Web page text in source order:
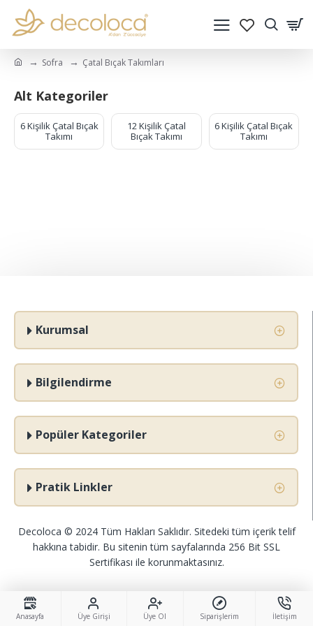
Sofra Çatal Bıçak Takımları
Alt Kategoriler
6 Kişilik Çatal Bıçak
Takımı
12 Kişilik Çatal
Bıçak Takımı
6 Kişilik Çatal Bıçak
Takımı
Kurumsal
Bilgilendirme
Popüler Kategoriler
Pratik Linkler
Decoloca © 2024 Tüm Hakları Saklıdır. Sitedeki tüm içerik telif
hakkına tabidir. Bu sitenin tüm sayfalarında 256 Bit SSL
Sertifikası ile korunmaktasınız.
Anasayfa Üye Girişi Üye Ol Siparişlerim İletişim